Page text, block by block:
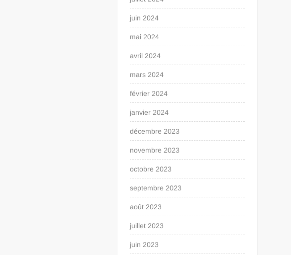
juin 2024
mai 2024
avril 2024
mars 2024
février 2024
janvier 2024
décembre 2023
novembre 2023
octobre 2023
septembre 2023
août 2023
juillet 2023
juin 2023